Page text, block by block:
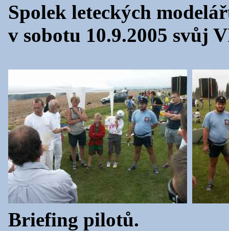
Spolek leteckých
v sobotu 10.9.2005 svůj
Briefing pilotů.